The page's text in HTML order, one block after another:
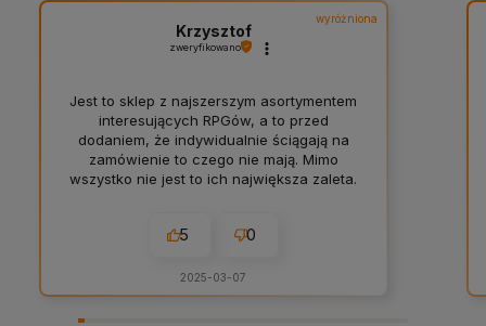
wyróżniona
Krzysztof
zweryfikowano
Jest to sklep z najszerszym asortymentem
interesujących RPGów, a to przed
dodaniem, że indywidualnie ściągają na
zamówienie to czego nie mają. Mimo
wszystko nie jest to ich największa zaleta.
promocjami. Największa zaletą jest
Dedykacja na zamówieniu, rozmowa z
klientami przy obsłudze zamówień także
internetowych, błyskawiczne odpowiedzi,
5 0
2025-03-07